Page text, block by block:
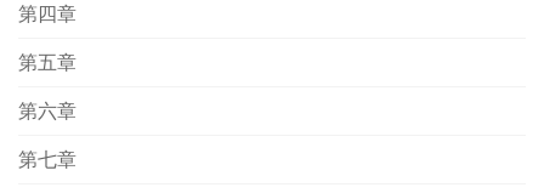
第四章
第五章
第六章
第七章